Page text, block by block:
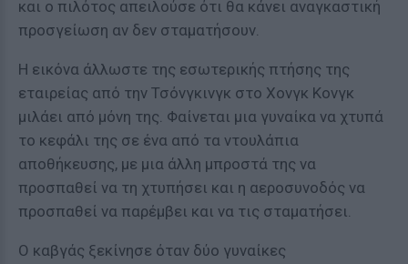
και ο πιλότος απειλούσε ότι θα κάνει αναγκαστική
προσγείωση αν δεν σταματήσουν.
Η εικόνα άλλωστε της εσωτερικής πτήσης της
εταιρείας από την Τσόνγκινγκ στο Χονγκ Κονγκ
μιλάει από μόνη της. Φαίνεται μια γυναίκα να χτυπά
το κεφάλι της σε ένα από τα ντουλάπια
αποθήκευσης, με μια άλλη μπροστά της να
προσπαθεί να τη χτυπήσει και η αεροσυνοδός να
προσπαθεί να παρέμβει και να τις σταματήσει.
Ο καβγάς ξεκίνησε όταν δύο γυναίκες